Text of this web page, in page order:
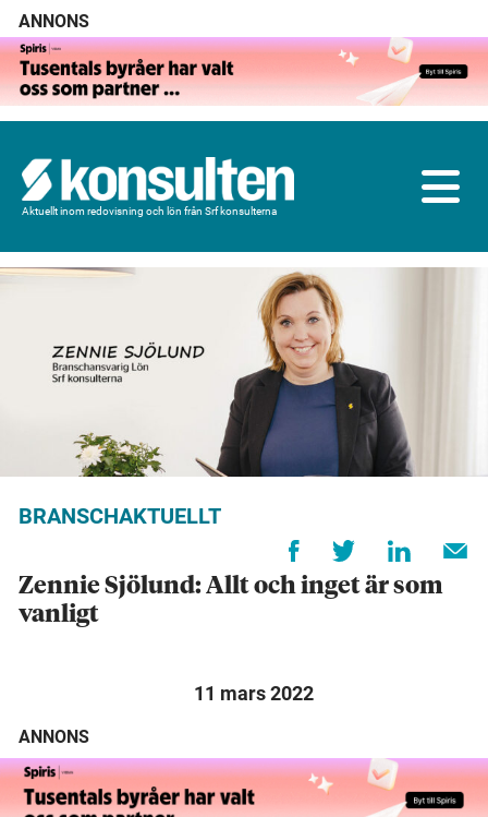
ANNONS
Aktuellt inom redovisning och lön från Srf konsulterna
BRANSCHAKTUELLT
Zennie Sjölund: Allt och inget är som
vanligt
11 mars 2022
ANNONS